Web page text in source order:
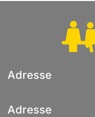
Adresse
Adresse